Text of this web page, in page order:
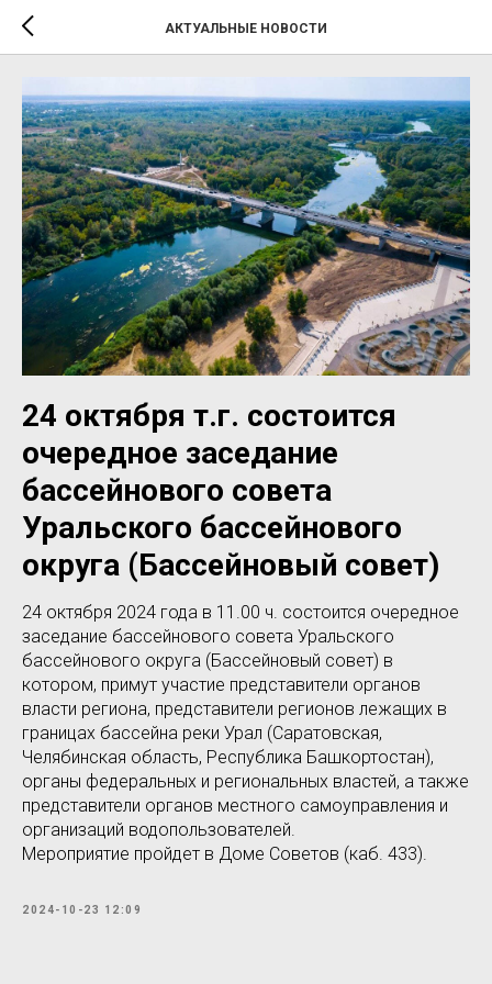
АКТУАЛЬНЫЕ НОВОСТИ
24 октября т.г. состоится
очередное заседание
бассейнового совета
Уральского бассейнового
округа (Бассейновый совет)
24 октября 2024 года в 11.00 ч. состоится очередное
заседание бассейнового совета Уральского
бассейнового округа (Бассейновый совет) в
котором, примут участие представители органов
власти региона, представители регионов лежащих в
границах бассейна реки Урал (Саратовская,
Челябинская область, Республика Башкортостан),
органы федеральных и региональных властей, а также
представители органов местного самоуправления и
организаций водопользователей.
Мероприятие пройдет в Доме Советов (каб. 433).
2024-10-23 12:09